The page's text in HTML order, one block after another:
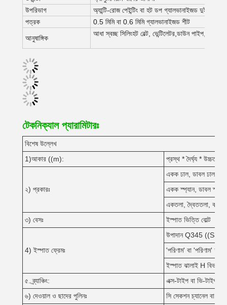
উপরিভাগ
অ্যান্টি-রোজ পেইন্টিং বা হট ডপ গ্যালভানাইজড দুইবার
পত্রক
0.5 মিমি বা 0.6 মিমি গ্যালভানাইজড শীট
আনুষাঙ্গিক
আধা স্বচ্ছ সিলিংহট বেল্ট, ভেন্টিলেটর,ডাউন পাইপ,
টেকনিক্যাল প্যারামিটারঃ
বিশেষ উল্লেখ
1)আকার ((m):
প্রস্থ * দৈর্ঘ্য * উচ্চতা
২) প্রকারঃ
একক ঢাল, ডাবল ঢাল,
একক স্প্যান, ডাবল স্প্যান,
একতলা, দ্বৈততলা,
৩) বেসঃ
ইস্পাত ভিত্তি বোল্ট
4) ইস্পাত ফ্রেমঃ
উপাদান Q345
'পরিণাম' বা 'পরিণাম'
ইস্পাত ঝালাই H
৫. ব্র্যাঞ্চিং:
এক্স-টাইপ বা ভি-টাইপ
৬) দেওয়াল ও ছাদের পুলিনঃ
সি সেকশন চ্যানেল বা